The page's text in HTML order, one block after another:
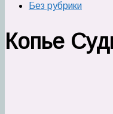
Без рубрики
Копье